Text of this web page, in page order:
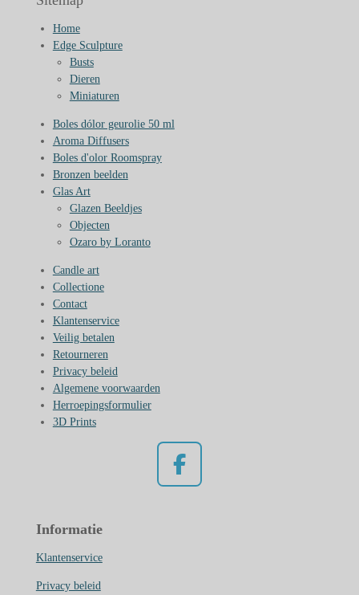
Home
Edge Sculpture
Busts
Dieren
Miniaturen
Boles dólor geurolie 50 ml
Aroma Diffusers
Boles d'olor Roomspray
Bronzen beelden
Glas Art
Glazen Beeldjes
Objecten
Ozaro by Loranto
Candle art
Collectione
Contact
Klantenservice
Veilig betalen
Retourneren
Privacy beleid
Algemene voorwaarden
Herroepingsformulier
3D Prints
F
Informatie
Klantenservice
Privacy beleid